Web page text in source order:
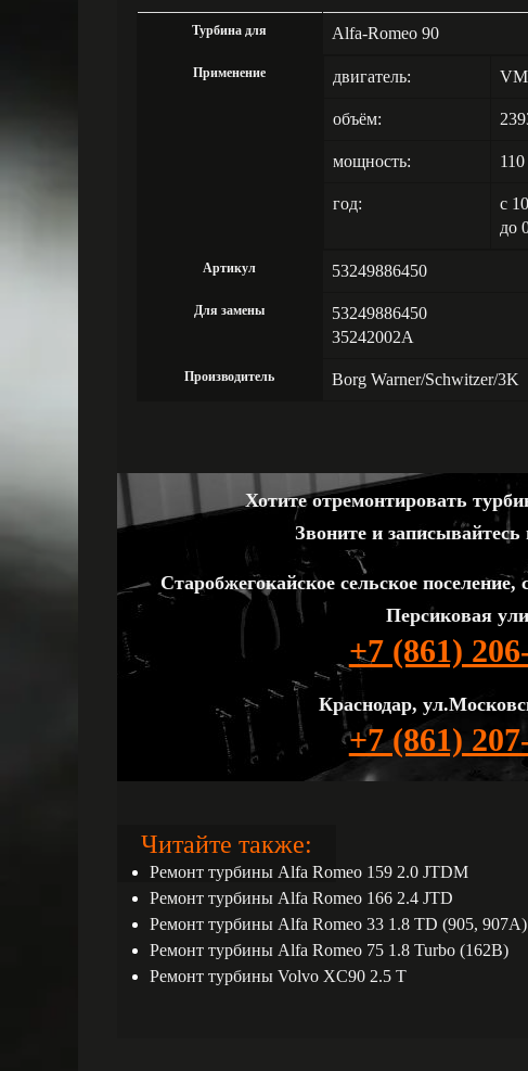
Турбина для Alfa-Romeo 90
Применение двигатель:
объём:
мощность:
год:
с
до
Артикул 53249886450
Для замены
53249886450
35242002A
Производитель Borg Warner/Schwitzer/3K
Хотите отремонтировать
Звоните и записывайтесь
Старобжегокайское сельское
Персиковая
+7 (861)
Краснодар,
+7 (861)
Читайте также:
Ремонт турбины Alfa Romeo 159 2.0 JTDM
Ремонт турбины Alfa Romeo 166 2.4 JTD
Ремонт турбины Alfa Romeo 33 1.8 TD (905, 907A)
Ремонт турбины Alfa Romeo 75 1.8 Turbo (162B)
Ремонт турбины Volvo XC90 2.5 T